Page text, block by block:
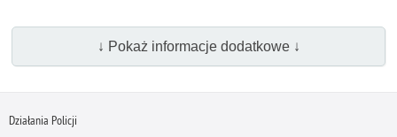
↓ Pokaż informacje dodatkowe ↓
Działania Policji